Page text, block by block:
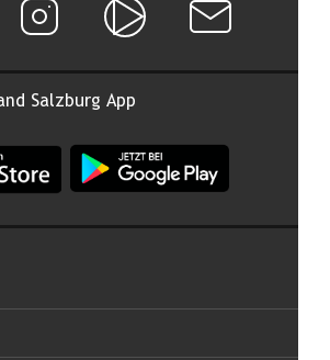
Salzburg App
im Apple App Store
App Land Salzburg im